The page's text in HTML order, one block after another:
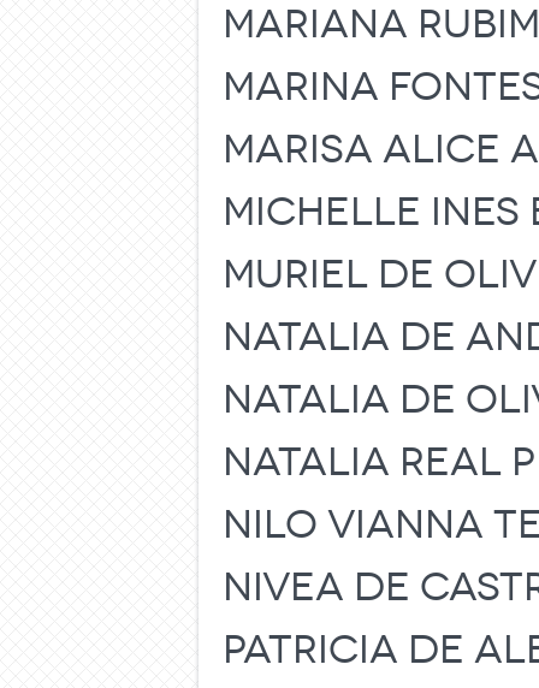
MARIANA
MARINA
MARISA ALICE
MICHELLE INES
MURIEL DE
NATALIA DE
NATALIA DE
NATALIA REAL
NILO VIANNA
NIVEA DE
PATRICIA DE